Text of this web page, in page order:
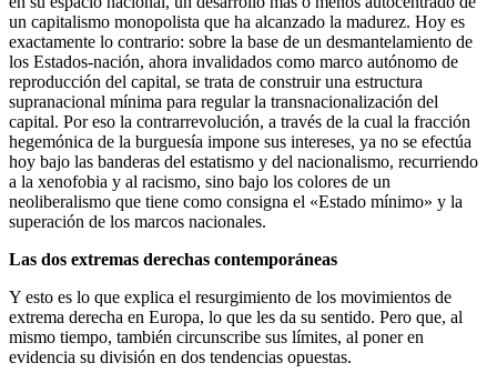
un capitalismo monopolista que ha alcanzado la madurez. Hoy es
exactamente lo contrario: sobre la base de un desmantelamiento de
los Estados-nación, ahora invalidados como marco autónomo de
reproducción del capital, se trata de construir una estructura
supranacional mínima para regular la transnacionalización del
capital. Por eso la contrarrevolución, a través de la cual la fracción
hegemónica de la burguesía impone sus intereses, ya no se efectúa
hoy bajo las banderas del estatismo y del nacionalismo, recurriendo
a la xenofobia y al racismo, sino bajo los colores de un
neoliberalismo que tiene como consigna el «Estado mínimo» y la
superación de los marcos nacionales.
Las dos extremas derechas contemporáneas
Y esto es lo que explica el resurgimiento de los movimientos de
extrema derecha en Europa, lo que les da su sentido. Pero que, al
mismo tiempo, también circunscribe sus límites, al poner en
evidencia su división en dos tendencias opuestas.